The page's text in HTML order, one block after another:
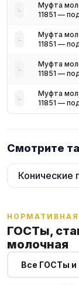
Муфта
11851 —
Муфта
11851 —
Муфта
11851 —
Муфта
11851 —
Смотрите
Конические
НОРМАТИВНАЯ
ГОСТы,
молочная
Все ГОСТы и